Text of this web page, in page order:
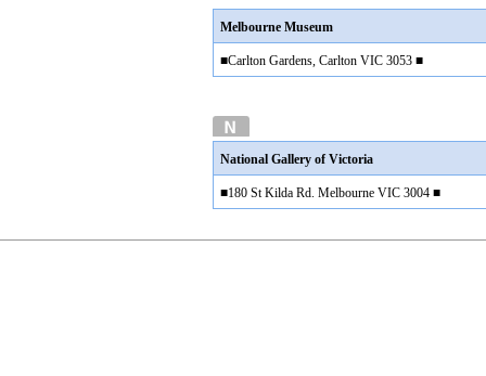
Melbourne Museum
■Carlton Gardens, Carlton VIC 3053 ■
National Gallery of Victoria
■180 St Kilda Rd. Melbourne VIC 3004 ■